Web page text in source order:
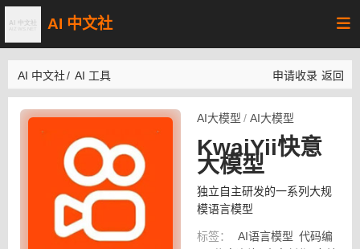
AI 中文社
AI 中文社/ AI 工具 申请收录 返回
AI大模型 / AI大模型
KwaiYii快意
大模型
独立自主研发的一系列大规
模语言模型
标签： AI语言模型 代码编